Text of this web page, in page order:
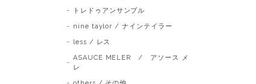
トレドゥアンサンブル
nine taylor / ナインテイラー
less / レス
ASAUCE MELER / アソース メ
レ